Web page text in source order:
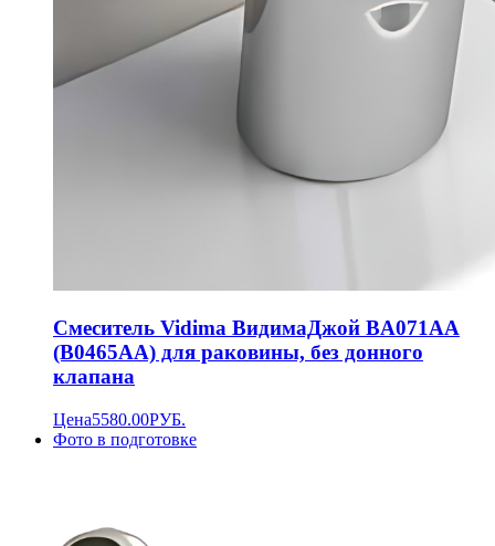
Смеситель Vidima ВидимаДжой BA071AA
(B0465AA) для раковины, без донного
клапана
Цена5580.00РУБ.
Фото в подготовке